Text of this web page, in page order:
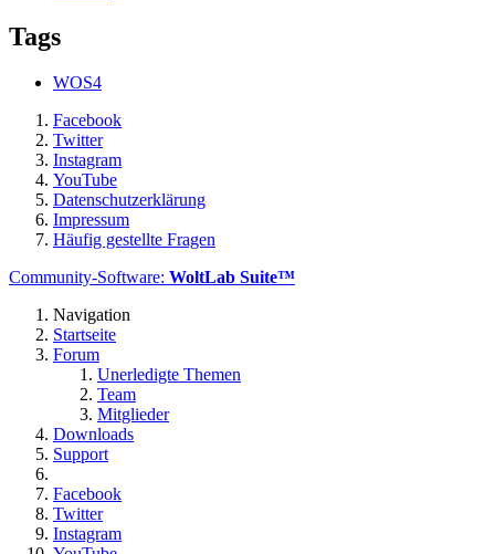
Tags
WOS4
Facebook
Twitter
Instagram
YouTube
Datenschutzerklärung
Impressum
Häufig gestellte Fragen
Community-Software: WoltLab Suite™
Navigation
Startseite
Forum
Unerledigte Themen
Team
Mitglieder
Downloads
Support
Facebook
Twitter
Instagram